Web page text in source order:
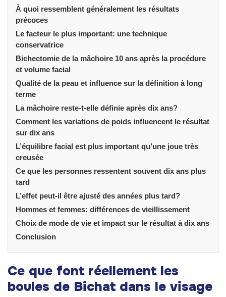
À quoi ressemblent généralement les résultats
précoces
Le facteur le plus important: une technique
conservatrice
Bichectomie de la mâchoire 10 ans après la procédure
et volume facial
Qualité de la peau et influence sur la définition à long
terme
La mâchoire reste-t-elle définie après dix ans?
Comment les variations de poids influencent le résultat
sur dix ans
L’équilibre facial est plus important qu’une joue très
creusée
Ce que les personnes ressentent souvent dix ans plus
tard
L’effet peut-il être ajusté des années plus tard?
Hommes et femmes: différences de vieillissement
Choix de mode de vie et impact sur le résultat à dix ans
Conclusion
Ce que font réellement les
boules de Bichat dans le visage